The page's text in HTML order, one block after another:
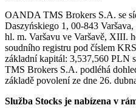
OANDA TMS Brokers S.A. se
Daszyńskiego 1, 00-843
hl. m. Varšavu ve Varšavě, XIII.
soudního registru pod číslem
základní kapitál: 3,537,560 PLN
TMS Brokers S.A. podléhá
základě povolení ze dne 26.
Služba Stocks je nabízena v